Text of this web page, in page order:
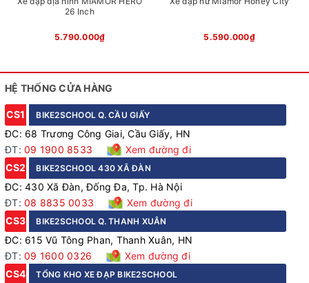
Củ đề Shimano Tourney TY300
26 Inch
5.790.000₫ 5.590.000₫
HỆ THỐNG CỬA HÀNG
CS1 BIKE2SCHOOL Q. CẦU GIẤY
ĐC: 68 Trương Công Giai, Cầu Giấy, HN
ĐT: 09 1900 8533
Xem đường đi
CS2
BIKE2SCHOOL 430 XÃ ĐÀN
ĐC: 430 Xã Đàn, Đống Đa, Tp. Hà Nội
ĐT: 08 8835 0033
Xem đường đi
CS3
BIKE2SCHOOL Q. THANH XUÂN
ĐC: 615 Vũ Tông Phan, Thanh Xuân, HN
ĐT: 09 1600 0326
Xem đường đi
CS4
TỔNG KHO XE ĐẠP BIKE2SCHOOL